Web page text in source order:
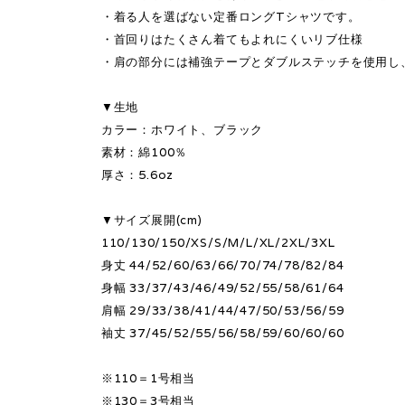
・着る人を選ばない定番ロングTシャツです。
・首回りはたくさん着てもよれにくいリブ仕様
・肩の部分には補強テープとダブルステッチを使用し
▼生地
カラー：ホワイト、ブラック
素材：綿100％
厚さ：5.6oz
▼サイズ展開(cm)
110/130/150/XS/S/M/L/XL/2XL/3XL
身丈 44/52/60/63/66/70/74/78/82/84
身幅 33/37/43/46/49/52/55/58/61/64
肩幅 29/33/38/41/44/47/50/53/56/59
袖丈 37/45/52/55/56/58/59/60/60/60
※110＝1号相当
※130＝3号相当